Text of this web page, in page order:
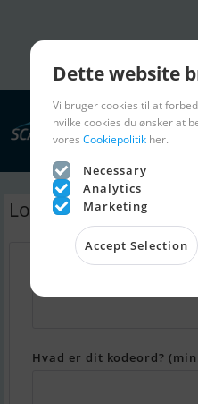
Log ind - Min Scanboat
Hvad er dit kodeord?
Dette website
Vi bruger cookies til at
hvilke cookies du ønsker at
vores Cookiepolitik her.
Necessary
Analytics
Marketing
Accept Selection